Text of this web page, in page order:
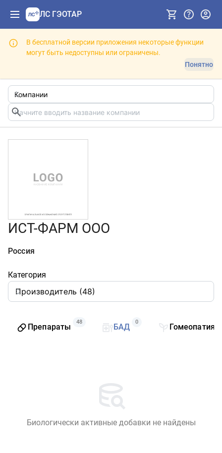
ЛС ГЭОТАР
В бесплатной версии приложения некоторые функции
могут быть недоступны или ограничены.
Понятно
ИСТ-ФАРМ ООО
Россия
Категория
Препараты
48
БАД
0
Гомеопатия
Биологически активные добавки не найдены